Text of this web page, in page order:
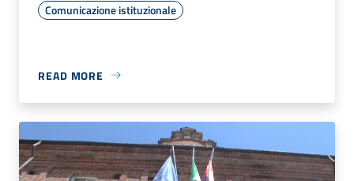
Comunicazione istituzionale
READ MORE